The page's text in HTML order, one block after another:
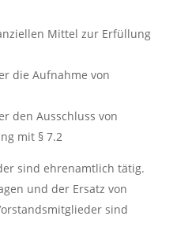
Mittel zur Erfüllung
die Aufnahme von
den Ausschluss von
mit § 7.2
sind ehrenamtlich tätig.
und der Ersatz von
sind